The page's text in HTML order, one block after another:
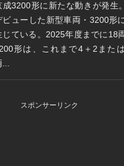
成3200形に新たな動きが発生
ビューした新型車両・3200形
じている。2025年度までに18
形は、これまで4＋2また
...
スポンサーリンク